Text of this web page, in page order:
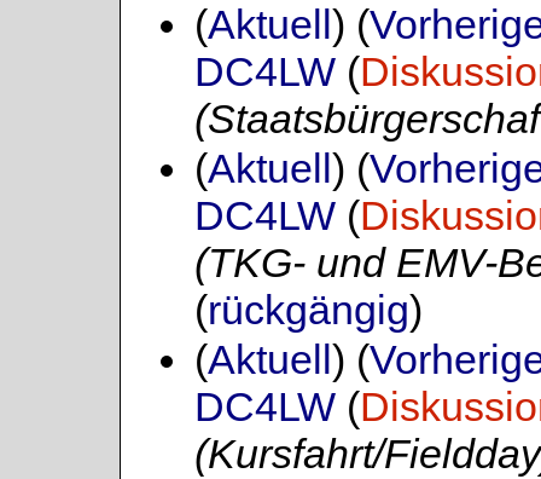
(Aktuell) (
DC4LW (
(Aktuell) (
DC4LW (
(TKG- und EMV-
(rückgängig)
(Aktuell) (
DC4LW (
(Kursfahrt/